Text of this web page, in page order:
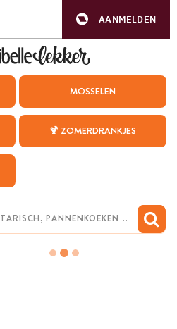
AANMELDEN
MOSSELEN
🍹 ZOMERDRANKJES